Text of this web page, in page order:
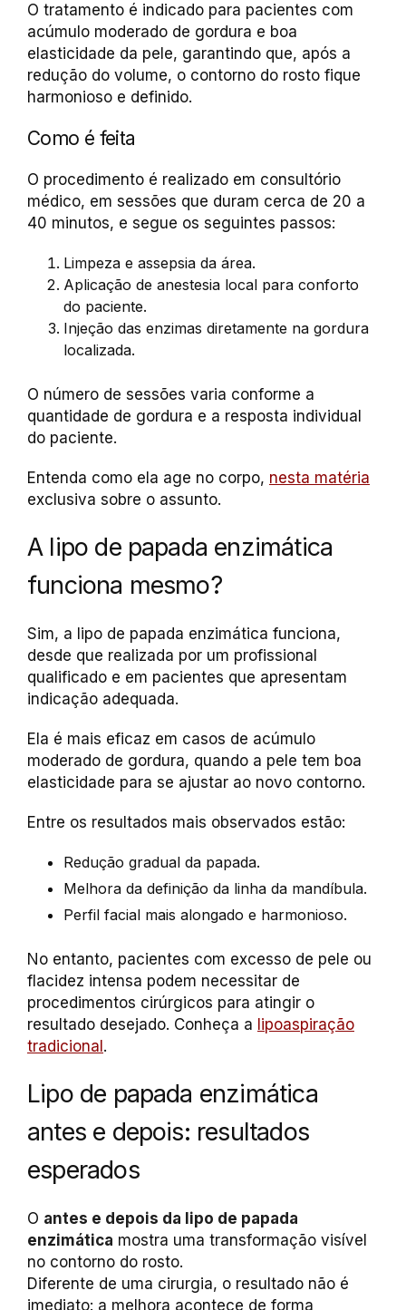
O tratamento é indicado para pacientes com
acúmulo moderado de gordura e boa
elasticidade da pele, garantindo que, após a
redução do volume, o contorno do rosto fique
harmonioso e definido.
Como é feita
O procedimento é realizado em consultório
médico, em sessões que duram cerca de 20 a
40 minutos, e segue os seguintes passos:
Limpeza e assepsia da área.
Aplicação de anestesia local para conforto
do paciente.
Injeção das enzimas diretamente na gordura
localizada.
O número de sessões varia conforme a
quantidade de gordura e a resposta individual
do paciente.
Entenda como ela age no corpo, nesta matéria
exclusiva sobre o assunto.
A lipo de papada enzimática
funciona mesmo?
Sim, a lipo de papada enzimática funciona,
desde que realizada por um profissional
qualificado e em pacientes que apresentam
indicação adequada.
Ela é mais eficaz em casos de acúmulo
moderado de gordura, quando a pele tem boa
elasticidade para se ajustar ao novo contorno.
Entre os resultados mais observados estão:
Redução gradual da papada.
Melhora da definição da linha da mandíbula.
Perfil facial mais alongado e harmonioso.
No entanto, pacientes com excesso de pele ou
flacidez intensa podem necessitar de
procedimentos cirúrgicos para atingir o
resultado desejado. Conheça a lipoaspiração
tradicional .
Lipo de papada enzimática
antes e depois: resultados
esperados
O antes e depois da lipo de papada
enzimática mostra uma transformação visível
no contorno do rosto.
Diferente de uma cirurgia, o resultado não é
imediato: a melhora acontece de forma